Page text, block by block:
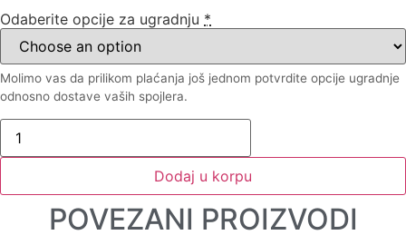
Odaberite opcije za ugradnju *
Molimo vas da prilikom plaćanja još jednom potvrdite opcije ugradnje
odnosno dostave vaših spojlera.
Front
Splitter
Skoda
količina
Dodaj u korpu
POVEZANI PROIZVODI